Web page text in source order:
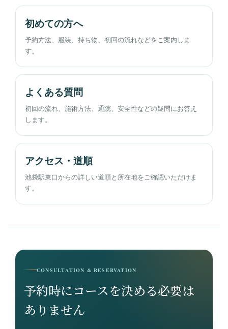
初めての方へ
予約方法、服装、持ち物、初回の流れなどをご案内しま
す。
よくある質問
初回の流れ、施術方法、通院、安全性などの疑問にお答え
します。
アクセス・道順
池袋駅東口からの詳しい道順と所在地をご確認いただけま
す。
CONSULTATION & RESERVATION
予約時にコースを決める必要は
ありません